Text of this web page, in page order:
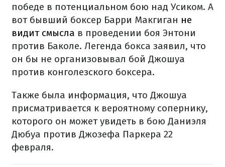
победе в потенциальном бою над Усиком. А
вот бывший боксер Барри Макгиган не
видит смысла в проведении боя Энтони
против Баколе. Легенда бокса заявил, что
он бы не организовывал бой Джошуа
против конголезского боксера.
Также была информация, что Джошуа
присматривается к вероятному сопернику,
которого он может увидеть в бою Даниэля
Дюбуа против Джозефа Паркера 22
февраля.